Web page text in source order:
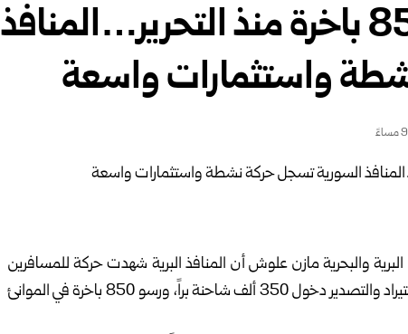
6.5 ملايين مسافر و850 باخرة منذ التحرير…المنافذ
واستثمارات واسعة
البرية والبحرية مازن علوش أن المنافذ البرية شهدت حركة للمسافرين
تجاوزت 6.5 ملايين مسافر، بينما شهدت حركة الاستيراد والتصدير دخول 350 ألف شاحنة براً، ورسو 850 باخرة في الموانئ